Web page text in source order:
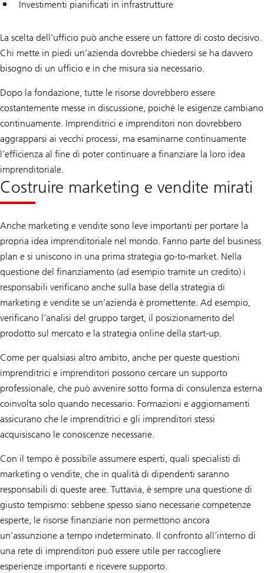
Investimenti pianificati in infrastrutture
La scelta dell’ufficio può anche essere un fattore di costo decisivo.
Chi mette in piedi un’azienda dovrebbe chiedersi se ha davvero
bisogno di un ufficio e in che misura sia necessario.
Dopo la fondazione, tutte le risorse dovrebbero essere
costantemente messe in discussione, poiché le esigenze cambiano
continuamente. Imprenditrici e imprenditori non dovrebbero
aggrapparsi ai vecchi processi, ma esaminarne continuamente
l’efficienza al fine di poter continuare a finanziare la loro idea
imprenditoriale.
Costruire marketing e vendite mirati
Anche marketing e vendite sono leve importanti per portare la
propria idea imprenditoriale nel mondo. Fanno parte del business
plan e si uniscono in una prima strategia go-to-market. Nella
questione del finanziamento (ad esempio tramite un credito) i
responsabili verificano anche sulla base della strategia di
marketing e vendite se un’azienda è promettente. Ad esempio,
verificano l’analisi del gruppo target, il posizionamento del
prodotto sul mercato e la strategia online della start-up.
Come per qualsiasi altro ambito, anche per queste questioni
imprenditrici e imprenditori possono cercare un supporto
professionale, che può avvenire sotto forma di consulenza esterna
coinvolta solo quando necessario. Formazioni e aggiornamenti
assicurano che le imprenditrici e gli imprenditori stessi
acquisiscano le conoscenze necessarie.
Con il tempo è possibile assumere esperti, quali specialisti di
marketing o vendite, che in qualità di dipendenti saranno
responsabili di queste aree. Tuttavia, è sempre una questione di
giusto tempismo: sebbene spesso siano necessarie competenze
esperte, le risorse finanziarie non permettono ancora
un’assunzione a tempo indeterminato. Il confronto all’interno di
una rete di imprenditori può essere utile per raccogliere
esperienze importanti e ricevere supporto.